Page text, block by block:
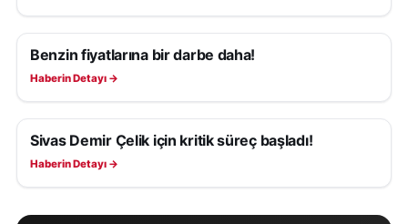
EKONOMI
Benzin fiyatlarına bir darbe daha!
Haberin Detayı →
EKONOMI
Sivas Demir Çelik için kritik süreç başladı!
Haberin Detayı →